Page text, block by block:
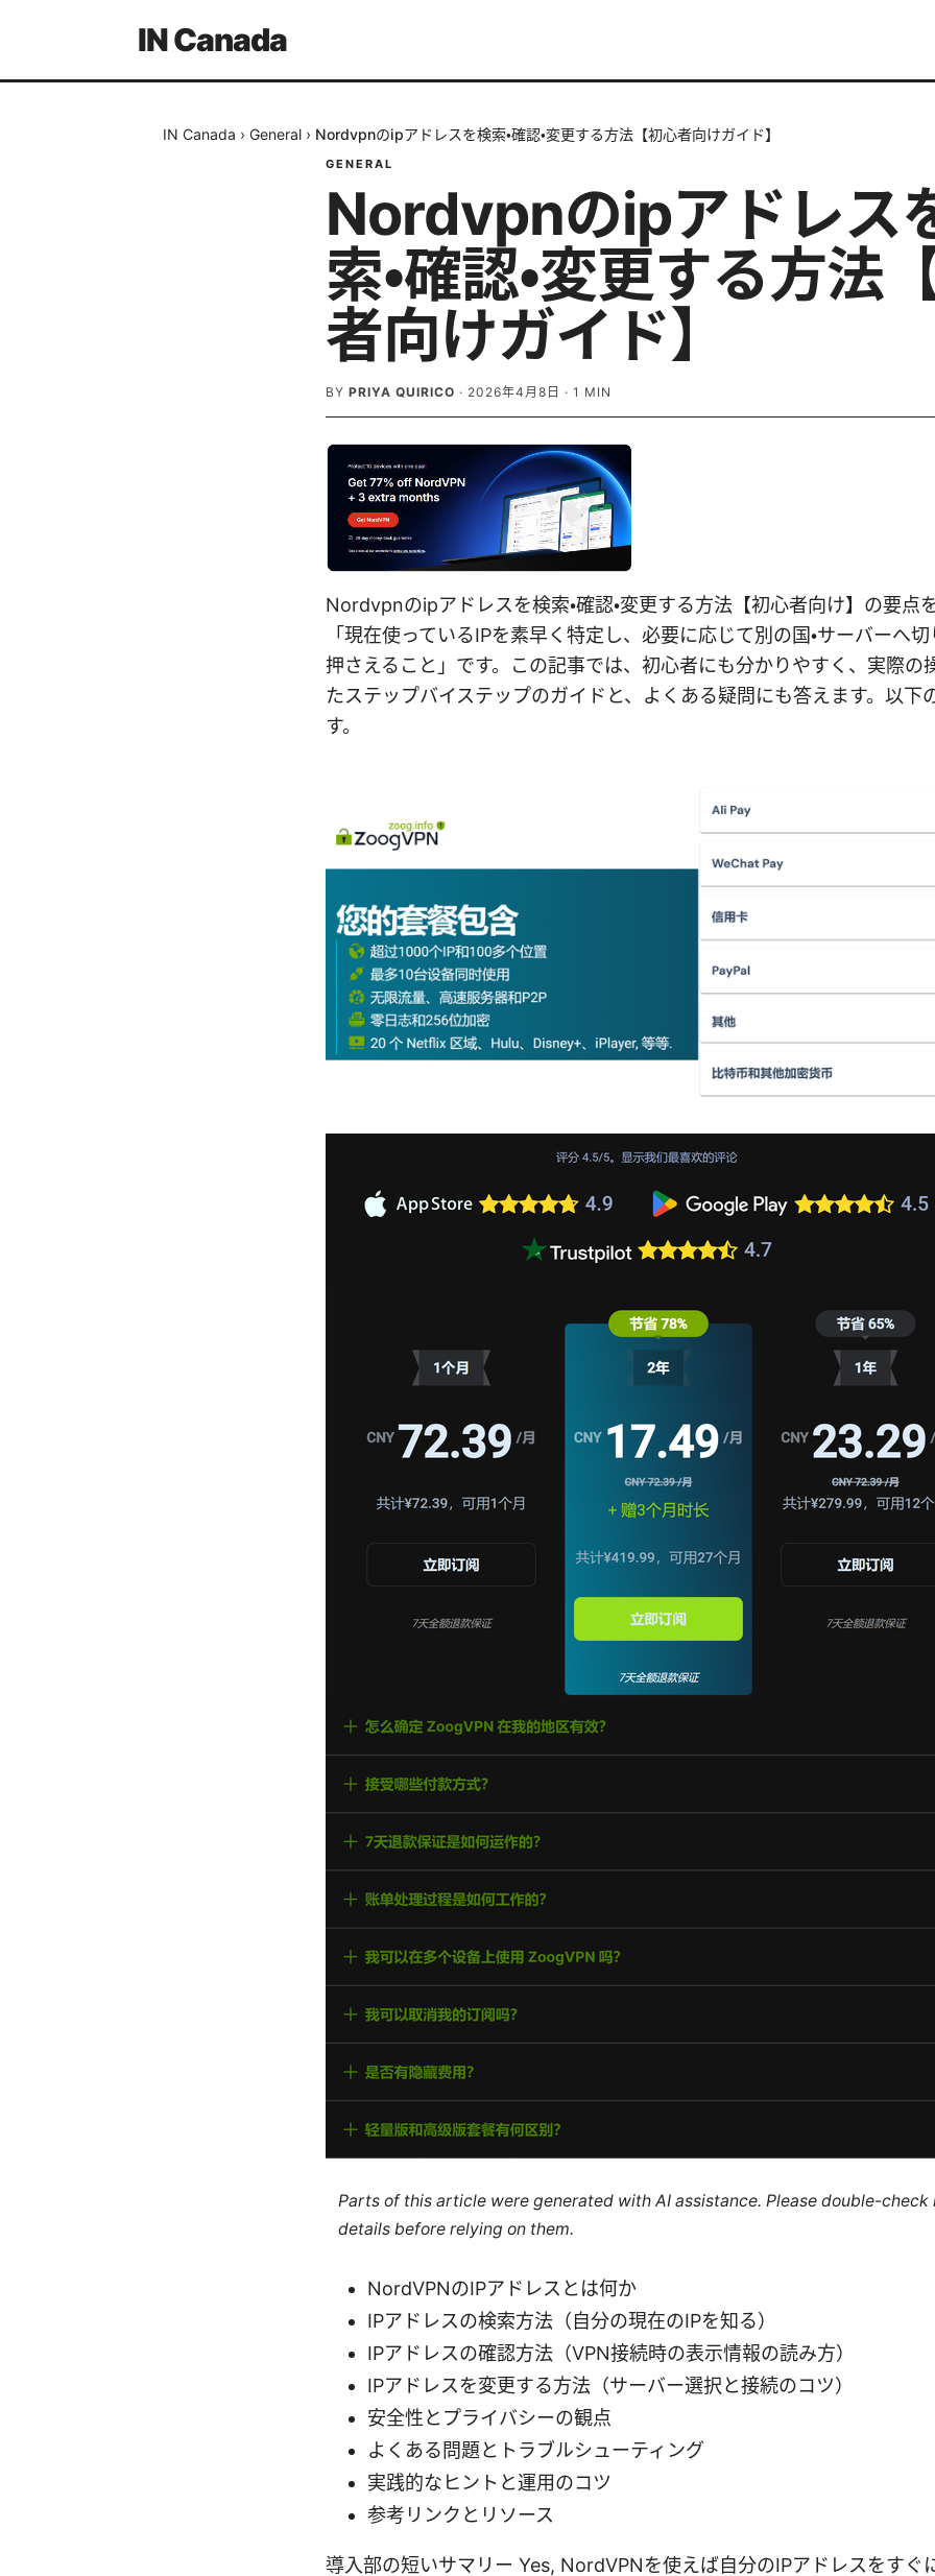
IN Canada
IN Canada › General › Nordvpnのipアドレスを検索・確認・変更する方法【初心者向けガイド】
GENERAL
Nordvpnのipアドレス
索・確認・変更する方法
者向けガイド】
BY PRIYA QUIRICO · 2026年4月8日 · 1 MIN
Nordvpnのipアドレスを検索・確認・変更する方法【初心者向け】の要点
「現在使っているIPを素早く特定し、必要に応じて別の国・サーバーへ
押さえること」です。この記事では、初心者にも分かりやすく、実際の
たステップバイステップのガイドと、よくある疑問にも答えます。以下
す。
Parts of this article were generated with AI assistance. Please double-
details before relying on them.
NordVPNのIPアドレスとは何か
IPアドレスの検索方法（自分の現在のIPを知る）
IPアドレスの確認方法（VPN接続時の表示情報の読み方）
IPアドレスを変更する方法（サーバー選択と接続のコツ）
安全性とプライバシーの観点
よくある問題とトラブルシューティング
実践的なヒントと運用のコツ
参考リンクとリソース
導入部の短いサマリー Yes, NordVPNを使えば自分のIPアドレスをすぐ